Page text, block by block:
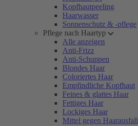
Kopfhautpeeling
Haarwasser
Sonnenschutz & -pflege
Pflege nach Haartyp
Alle anzeigen
Anti-Frizz
Anti-Schuppen
Blondes Haar
Coloriertes Haar
Empfindliche Kopfhaut
Feines & glattes Haar
Fettiges Haar
Lockiges Haar
Mittel gegen Haarausfall